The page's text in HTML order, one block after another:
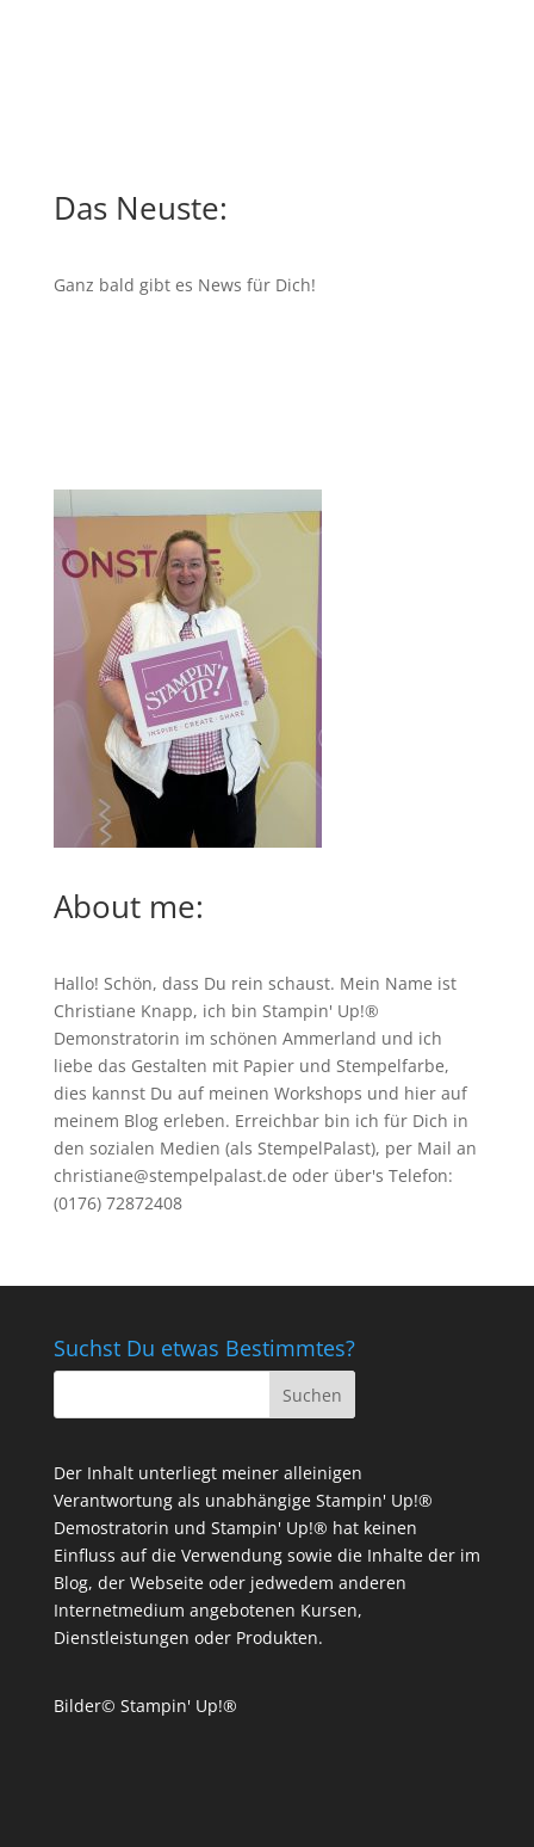
Das Neuste:
Ganz bald gibt es News für Dich!
About me:
Hallo! Schön, dass Du rein schaust. Mein Name ist
Christiane Knapp, ich bin Stampin' Up!®
Demonstratorin im schönen Ammerland und ich
liebe das Gestalten mit Papier und Stempelfarbe,
dies kannst Du auf meinen Workshops und hier auf
meinem Blog erleben. Erreichbar bin ich für Dich in
den sozialen Medien (als StempelPalast), per Mail an
christiane@stempelpalast.de oder über's Telefon:
(0176) 72872408
Suchst Du etwas Bestimmtes?
Der Inhalt unterliegt meiner alleinigen
Verantwortung als unabhängige Stampin' Up!®
Demostratorin und Stampin' Up!® hat keinen
Einfluss auf die Verwendung sowie die Inhalte der im
Blog, der Webseite oder jedwedem anderen
Internetmedium angebotenen Kursen,
Dienstleistungen oder Produkten.
Bilder© Stampin' Up!®